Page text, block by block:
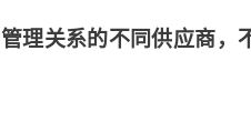
理关系的不同供应商，